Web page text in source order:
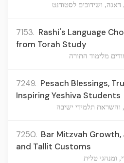
ושידוכים לסטודנט
7153. Rashi's Language
from Torah Study
מלימוד התורה
7249. Pesach Blessings,
Inspiring Yeshiva Students
והשראת תלמידי ישיבה
7250. Bar Mitzvah
and Tallit Customs
ומנהגי טלית